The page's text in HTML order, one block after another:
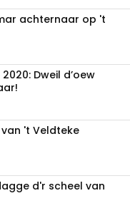
achternaar op 't
Dweil d’oew
't Veldteke
d'r scheel van